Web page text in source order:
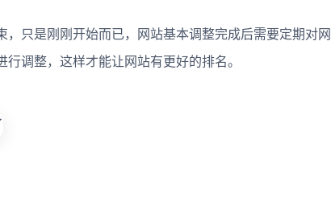
只是刚刚开始而已，网站基本调整完成后需要定期对
调整，这样才能让网站有更好的排名。